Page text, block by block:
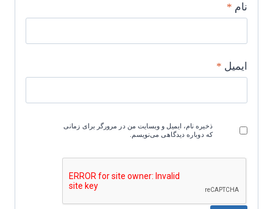
نام *
ایمیل *
ذخیره نام، ایمیل و وبسایت من در مرورگر برای زمانی
که دوباره دیدگاهی می‌نویسم.